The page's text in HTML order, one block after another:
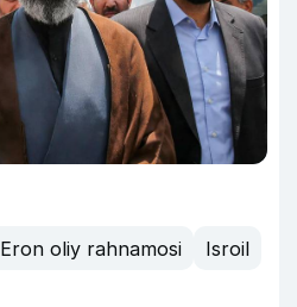
Eron oliy rahnamosi
Isroil